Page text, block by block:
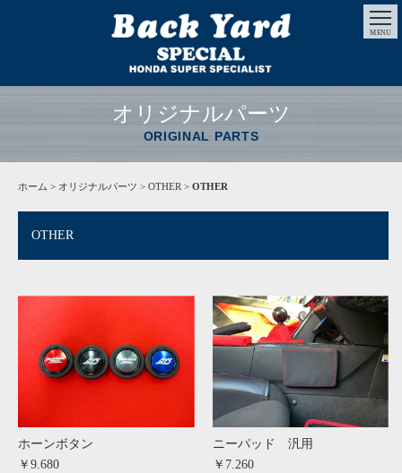
MENU
オリジナルパーツ
ORIGINAL PARTS
ホーム > オリジナルパーツ > OTHER > OTHER
OTHER
ホーンボタン
￥9.680
ニーパッド 汎用
￥7.260